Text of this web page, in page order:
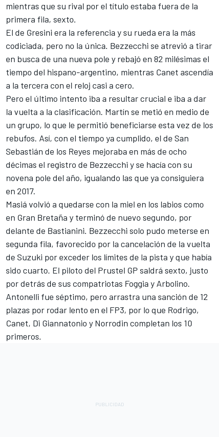
mientras que su rival por el título estaba fuera de la
primera fila, sexto.
El de Gresini era la referencia y su rueda era la más
codiciada, pero no la única. Bezzecchi se atrevió a tirar
en busca de una nueva pole y rebajó en 82 milésimas el
tiempo del hispano-argentino, mientras Canet ascendía
a la tercera con el reloj casi a cero.
Pero el último intento iba a resultar crucial e iba a dar
la vuelta a la clasificación. Martín se metió en medio de
un grupo, lo que le permitió beneficiarse esta vez de los
rebufos. Así, con el tiempo ya cumplido, el de San
Sebastián de los Reyes mejoraba en más de ocho
décimas el registro de Bezzecchi y se hacía con su
novena pole del año, igualando las que ya consiguiera
en 2017.
Masiá volvió a quedarse con la miel en los labios como
en Gran Bretaña y terminó de nuevo segundo, por
delante de Bastianini. Bezzecchi solo pudo meterse en
segunda fila, favorecido por la cancelación de la vuelta
de Suzuki por exceder los límites de la pista y que había
sido cuarto. El piloto del Prustel GP saldrá sexto, justo
por detrás de sus compatriotas Foggia y Arbolino.
Antonelli fue séptimo, pero arrastra una sanción de 12
plazas por rodar lento en el FP3, por lo que Rodrigo,
Canet, Di Giannatonio y Norrodin completan los 10
primeros.